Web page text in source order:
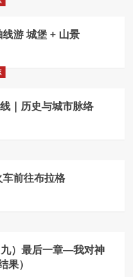
游 城堡 + 山景
｜历史与城市脉络
前往布拉格
）最后一章—我对神
果）